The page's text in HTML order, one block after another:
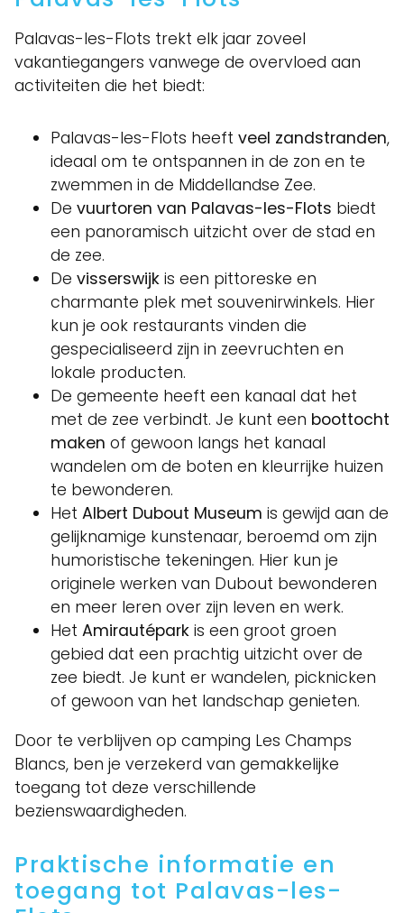
Palavas-les-Flots trekt elk jaar zoveel
vakantiegangers vanwege de overvloed aan
activiteiten die het biedt:
Palavas-les-Flots heeft veel zandstranden,
ideaal om te ontspannen in de zon en te
zwemmen in de Middellandse Zee.
De vuurtoren van Palavas-les-Flots biedt
een panoramisch uitzicht over de stad en
de zee.
De visserswijk is een pittoreske en
charmante plek met souvenirwinkels. Hier
kun je ook restaurants vinden die
gespecialiseerd zijn in zeevruchten en
lokale producten.
De gemeente heeft een kanaal dat het
met de zee verbindt. Je kunt een boottocht
maken of gewoon langs het kanaal
wandelen om de boten en kleurrijke huizen
te bewonderen.
Het Albert Dubout Museum is gewijd aan de
gelijknamige kunstenaar, beroemd om zijn
humoristische tekeningen. Hier kun je
originele werken van Dubout bewonderen
en meer leren over zijn leven en werk.
Het Amirautépark is een groot groen
gebied dat een prachtig uitzicht over de
zee biedt. Je kunt er wandelen, picknicken
of gewoon van het landschap genieten.
Door te verblijven op camping Les Champs
Blancs, ben je verzekerd van gemakkelijke
toegang tot deze verschillende
bezienswaardigheden.
Praktische informatie en
toegang tot Palavas-les-